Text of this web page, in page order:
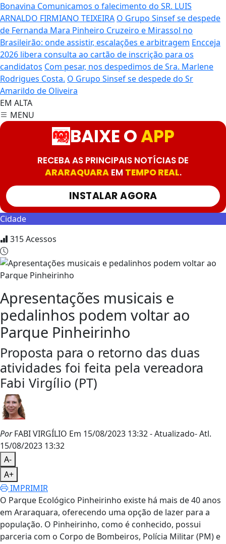
Bonavina Comunicamos o falecimento do SR. LUIS
ARNALDO FIRMIANO TEIXEIRA O Grupo Sinsef se despede
de Fernanda Mara Pinheiro Cruzeiro e Mirassol no
Brasileirão: onde assistir, escalações e arbitragem Encceja
2026 libera consulta ao cartão de inscrição para os
candidatos Com pesar, nos despedimos de Sra. Marlene
Rodrigues Costa. O Grupo Sinsef se despede do Sr
Amarildo de Oliveira
EM ALTA
MENU
BAIXE OAPP
RECEBA AS PRINCIPAIS NOTÍCIAS DE
ARARAQUARAEM TEMPO REAL.
INSTALAR AGORA
Cidade
315Acessos
Apresentações musicais e
pedalinhos podem voltar ao
Parque Pinheirinho
Proposta para o retorno das duas
atividades foi feita pela vereadora
Fabi Virgílio (PT)
PorFABI VIRGÍLIO Em 15/08/2023 13:32- Atualizado- Atl.
15/08/2023 13:32
A-
A+
IMPRIMIR
O Parque Ecológico Pinheirinho existe há mais de 40 anos
em Araraquara, oferecendo uma opção de lazer para a
população. O Pinheirinho, como é conhecido, possui
parceria com o Corpo de Bombeiros, Polícia Militar (PM) e